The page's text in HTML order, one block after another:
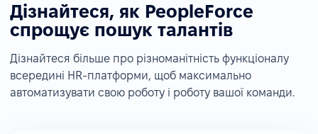
Дізнайтеся, як PeopleForce
спрощує пошук талантів
Дізнайтеся більше про різноманітність функціоналу
всередині HR-платформи, щоб максимально
автоматизувати свою роботу і роботу вашої команди.